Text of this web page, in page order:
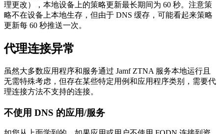
理更改），本地设备上的策略更新最长期间为 60 秒。注意策
略不在设备上本地生存，但由于 DNS 缓存，可能看起来策略
更新每 60 秒推送一次。
代理连接异常
虽然大多数应用程序和服务通过 Jamf ZTNA 服务本地运行且
无需特殊考虑，但存在某些特定用例和应用程序类别，需要代
理连接方法不支持的连接。
不使用 DNS 的应用/服务